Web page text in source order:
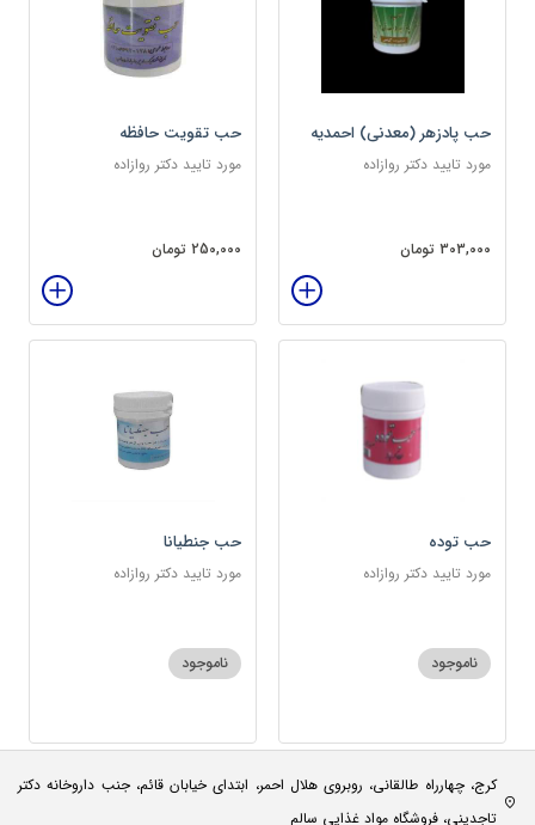
حب پادزهر (معدنی) احمدیه
مورد تایید دکتر روازاده
303,000 تومان
حب تقویت حافظه
مورد تایید دکتر روازاده
250,000 تومان
حب توده
مورد تایید دکتر روازاده
ناموجود
حب جنطیانا
مورد تایید دکتر روازاده
ناموجود
کرج، چهارراه طالقانی، روبروی هلال احمر، ابتدای خیابان قائم، جنب داروخانه دکتر
تاجدینی، فروشگاه مواد غذایی سالم